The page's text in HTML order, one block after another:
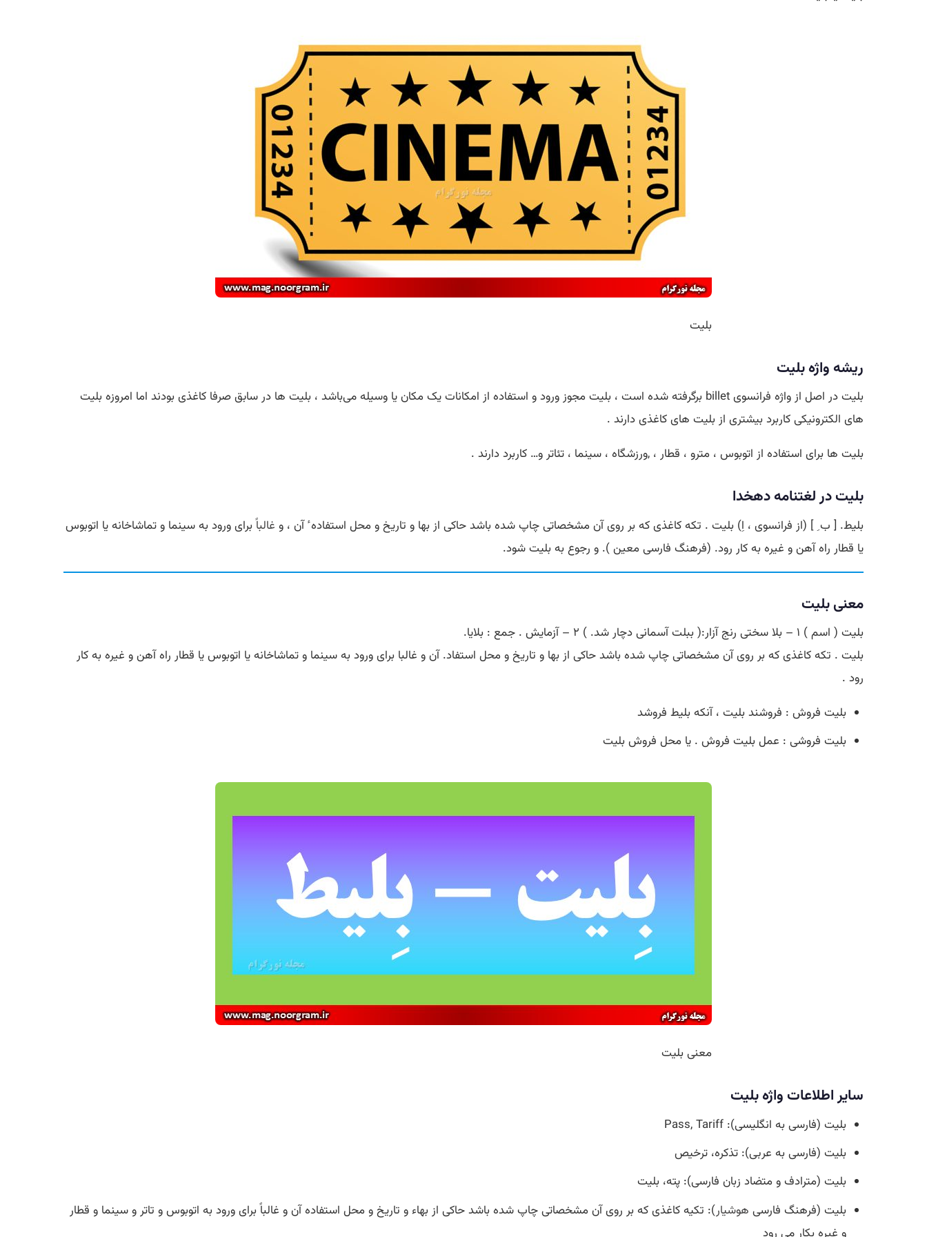
بلیت
ریشه‌ واژه بلیت
بلیت در اصل از واژه فرانسوی billet برگرفته شده است ، بلیت مجوز ورود و استفاده از امکانات یک مکان یا وسیله می‌باشد ، بلیت ها در سابق صرفا کاغذی بودند اما امروزه بلیت
های الکترونیکی کاربرد بیشتری از بلیت های کاغذی دارند .
بلیت ها برای استفاده از اتوبوس ، مترو ، قطار ، ,ورزشگاه ، سینما ، تئاتر و… کاربرد دارند .
بلیت در لغتنامه دهخدا
بلیط. [ ب ِ ] (از فرانسوی ، اِ) بلیت . تکه کاغذی که بر روی آن مشخصاتی چاپ شده باشد حاکی از بها و تاریخ و محل استفاده ٔ آن ، و غالباً برای ورود به سینما و تماشاخانه یا اتوبوس
یا قطار راه آهن و غیره به کار رود. (فرهنگ فارسی معین ). و رجوع به بلیت شود.
معنی بلیت
بلیت ( اسم ) ۱ – بلا سختی رنج آزار:( ببلت آسمانی دچار شد. ) ۲ – آزمایش . جمع : بلایا.
بلیت . تکه کاغذی که بر روی آن مشخصاتی چاپ شده باشد حاکی از بها و تاریخ و محل استفاد. آن و غالبا برای ورود به سینما و تماشاخانه یا اتوبوس یا قطار راه آهن و غیره به کار
رود .
بلیت فروش : فروشند بلیت ، آنکه بلیط فروشد
بلیت فروشی : عمل بلیت فروش . یا محل فروش بلیت
معنی بلیت
سایر اطلاعات واژه بلیت
بلیت (فارسی به انگلیسی): Pass, Tariff
بلیت (فارسی به عربی): تذکره، ترخیص
بلیت (مترادف و متضاد زبان فارسی): پته، بلیت
بلیت (فرهنگ فارسی هوشیار): تکیه کاغذی که بر روی آن مشخصاتی چاپ شده باشد حاکی از بهاء و تاریخ و محل استفاده آن و غالباً برای ورود به اتوبوس و تاتر و سینما و قطار
و غیره بکار می رود